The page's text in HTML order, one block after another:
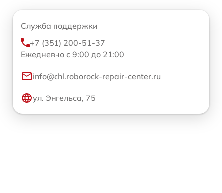
Служба поддержки
+7 (351) 200-51-37
Ежедневно с 9:00 до 21:00
info@chl.roborock-repair-center.ru
ул. Энгельса, 75